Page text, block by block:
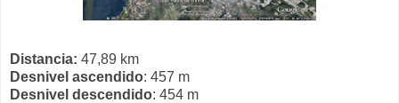
Distancia: 47,89 km
Desnivel ascendido: 457 m
Desnivel descendido: 454 m